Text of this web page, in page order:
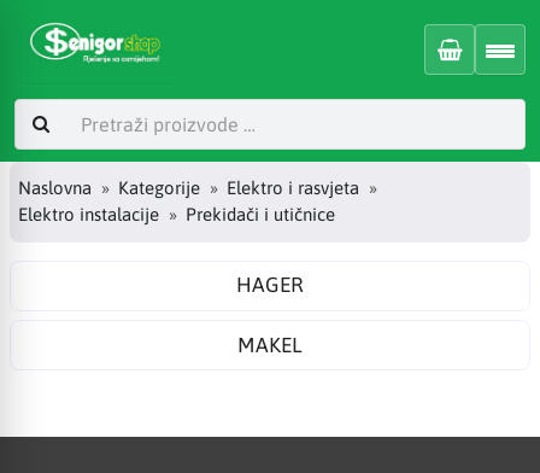
Naslovna Kategorije
Elektro i rasvjeta
Elektro instalacije
Prekidači i utičnice
HAGER
MAKEL